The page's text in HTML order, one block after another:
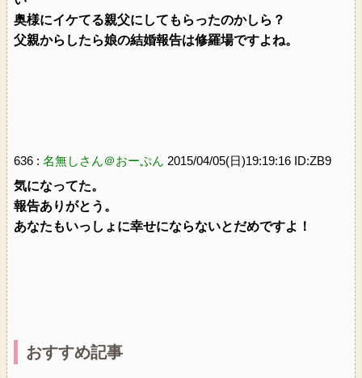
奥様にイケてる親父にしてもらったのかしら？
父親からしたら娘の結婚報告は修羅場ですよね。
636 : 名無しさん＠おーぷん 2015/04/05(日)19:19:16 ID:ZB9
気になってた。
報告ありがとう。
あなたもいっしょに幸せにならないとだめですよ！
おすすめ記事